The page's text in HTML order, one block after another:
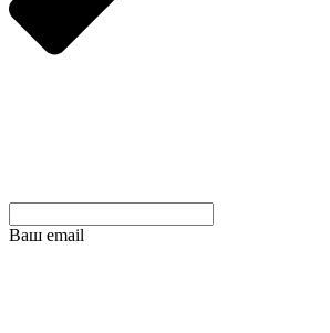
Ваш email